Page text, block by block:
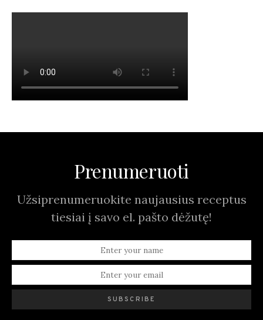
Prenumeruoti
Užsiprenumeruokite naujausius receptus
tiesiai į savo el. pašto dėžutę!
SUBSCRIBE